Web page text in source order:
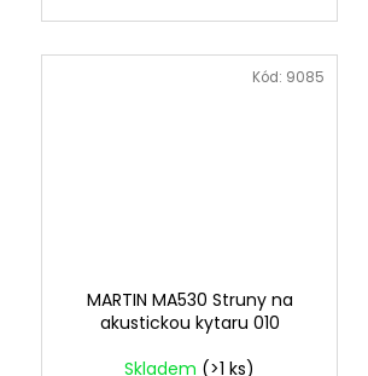
MARTIN MA530 Struny na
akustickou kytaru 010
Skladem (>1 ks)
Kód: 9085